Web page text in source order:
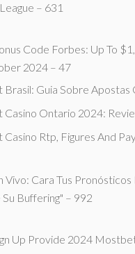
– 631
Code Forbes: Up To
2024 – 47
Brasil: Guia Sobre
Casino Ontario 2024:
Rtp, Figures And
Vivo: Cara Tus
Buffering" – 992
Up Provide 2024